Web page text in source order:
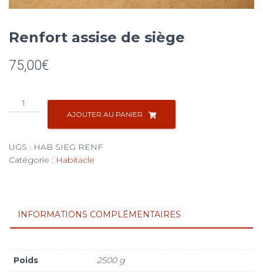
Renfort assise de siège
75,00€
quantité
de
de
siège
AJOUTER AU PANIER
UGS : HAB SIEG RENF
Catégorie : Habitacle
INFORMATIONS COMPLÉMENTAIRES
Poids 2500 g